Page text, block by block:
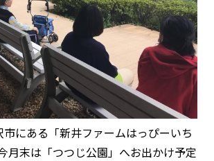
にある「新井ファームはっぴーいち
月末は「つつじ公園」へお出かけ予定